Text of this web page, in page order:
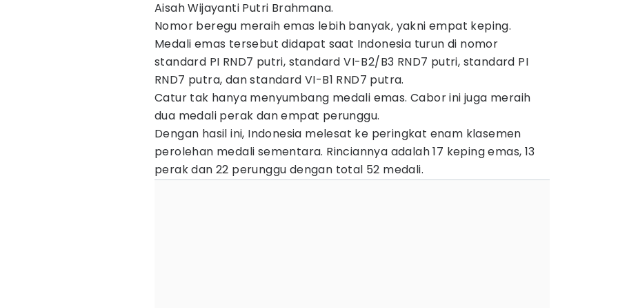
Aisah Wijayanti Putri Brahmana.
Nomor beregu meraih emas lebih banyak, yakni empat keping.
Medali emas tersebut didapat saat Indonesia turun di nomor
standard PI RND7 putri, standard VI-B2/B3 RND7 putri, standard PI
RND7 putra, dan standard VI-B1 RND7 putra.
Catur tak hanya menyumbang medali emas. Cabor ini juga meraih
dua medali perak dan empat perunggu.
Dengan hasil ini, Indonesia melesat ke peringkat enam klasemen
perolehan medali sementara. Rinciannya adalah 17 keping emas, 13
perak dan 22 perunggu dengan total 52 medali.